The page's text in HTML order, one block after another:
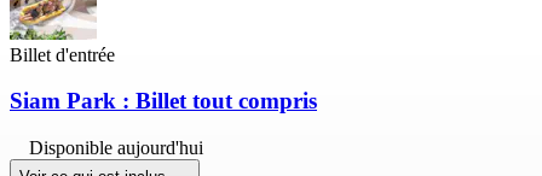
Billet d'entrée
Siam Park : Billet tout compris
Disponible aujourd'hui